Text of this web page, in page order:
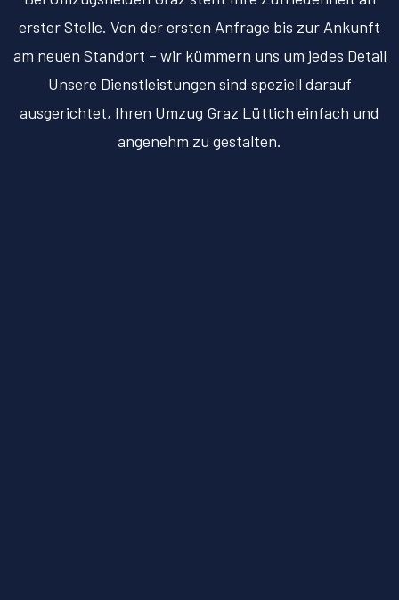
erster Stelle. Von der ersten Anfrage bis zur Ankunft
am neuen Standort – wir kümmern uns um jedes Detail
Unsere Dienstleistungen sind speziell darauf
ausgerichtet, Ihren Umzug Graz Lüttich einfach und
angenehm zu gestalten.